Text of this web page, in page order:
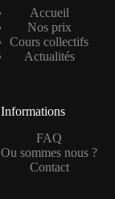
Accueil
Nos prix
Cours collectifs
Actualités
Informations
FAQ
Ou sommes nous ?
Contact